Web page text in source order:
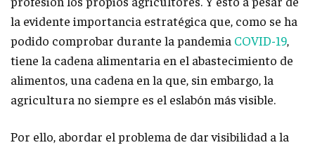
la evidente importancia estratégica que, como se ha
podido comprobar durante la pandemia COVID-19,
tiene la cadena alimentaria en el abastecimiento de
alimentos, una cadena en la que, sin embargo, la
agricultura no siempre es el eslabón más visible.
Por ello, abordar el problema de dar visibilidad a la